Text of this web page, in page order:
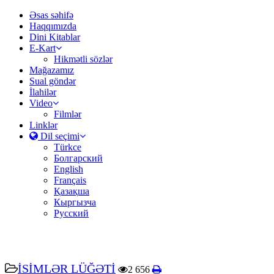
Əsas səhifə
Haqqımızda
Dini Kitablar
E-Kart
Hikmətli sözlər
Mağazamız
Sual göndər
İlahilər
Video
Filmlər
Linklər
Dil seçimi
Türkce
Болгарский
English
Français
Қазақша
Кыргызча
Русский
İSİMLƏR LÜĞƏTİ 2 656